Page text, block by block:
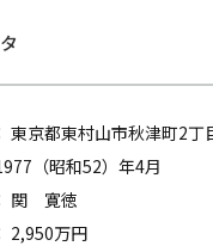
東京都東村山市秋津町2丁
（昭和52）年4月
関 寛徳
2,950万円